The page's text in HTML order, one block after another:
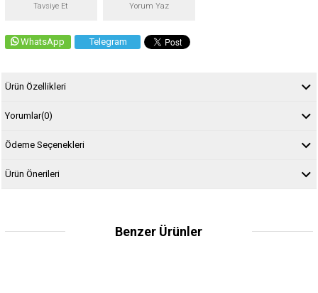
Tavsiye Et Yorum Yaz
WhatsApp Telegram
Ürün Özellikleri
Yorumlar(0)
Ödeme Seçenekleri
Ürün Önerileri
Benzer Ürünler